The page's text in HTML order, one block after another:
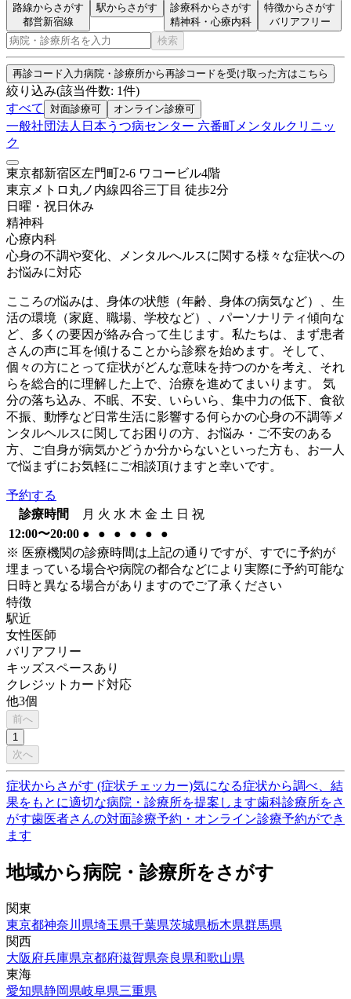
路線からさがす
都営新宿線
駅からさがす
診療科からさがす
精神科・心療内科
特徴からさがす
バリアフリー
検索
再診コード入力病院・診療所から再診コードを受け取った方はこちら
絞り込み(該当件数: 1件)
すべて
対面診療可 オンライン診療可
一般社団法人日本うつ病センター 六番町メンタルクリニッ
ク
東京都新宿区左門町2-6 ワコービル4階
東京メトロ丸ノ内線 四谷三丁目 徒歩2分
日曜・祝日 休み
精神科
心療内科
心身の不調や変化、メンタルへルスに関する様々な症状への
お悩みに対応
こころの悩みは、身体の状態（年齢、身体の病気など）、生
活の環境（家庭、職場、学校など）、パーソナリティ傾向な
ど、多くの要因が絡み合って生じます。私たちは、まず患者
さんの声に耳を傾けることから診察を始めます。そして、
個々の方にとって症状がどんな意味を持つのかを考え、それ
らを総合的に理解した上で、治療を進めてまいります。 気
分の落ち込み、不眠、不安、いらいら、集中力の低下、食欲
不振、動悸など日常生活に影響する何らかの心身の不調等メ
ンタルヘルスに関してお困りの方、お悩み・ご不安のある
方、ご自身が病気かどうか分からないといった方も、お一人
で悩まずにお気軽にご相談頂けますと幸いです。
予約する
診療時間
月 火 水 木 金 土 日 祝
12:00〜20:00 ● ● ● ● ●
●
※ 医療機関の診療時間は上記の通りですが、すでに予約が
埋まっている場合や病院の都合などにより実際に予約可能な
日時と異なる場合がありますのでご了承ください
特徴
駅近
女性医師
バリアフリー
キッズスペースあり
クレジットカード対応
他3個
前へ
1
次へ
症状からさがす (症状チェッカー)気になる症状から調べ、結
果をもとに適切な病院・診療所を提案します歯科診療所をさ
がす歯医者さんの対面診療予約・オンライン診療予約ができ
ます
地域から病院・診療所をさがす
関東
東京都神奈川県埼玉県千葉県茨城県栃木県群馬県
関西
大阪府兵庫県京都府滋賀県奈良県和歌山県
東海
愛知県静岡県岐阜県三重県